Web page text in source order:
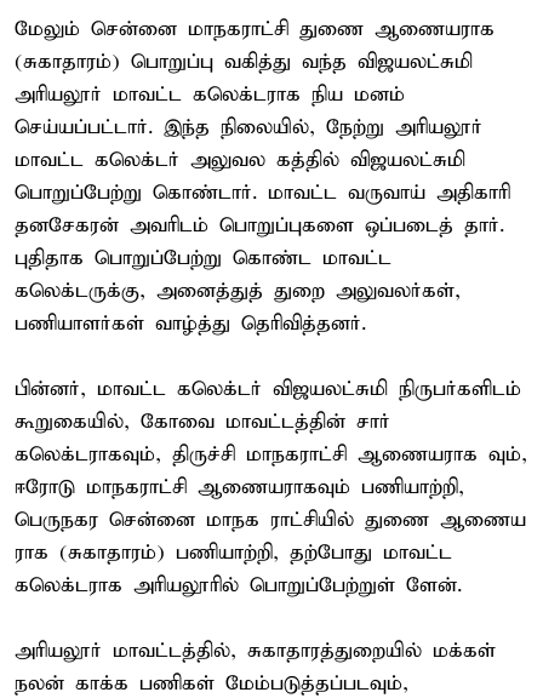
மேலும் சென்னை மாநகராட்சி துணை ஆணையராக
(சுகாதாரம்) பொறுப்பு வகித்து வந்த விஜயலட்சுமி
அரியலூர் மாவட்ட கலெக்டராக நிய மனம்
செய்யப்பட்டார். இந்த நிலையில், நேற்று அரியலூர்
மாவட்ட கலெக்டர் அலுவல கத்தில் விஜயலட்சுமி
பொறுப்பேற்று கொண்டார். மாவட்ட வருவாய் அதிகாரி
தனசேகரன் அவரிடம் பொறுப்புகளை ஒப்படைத் தார்.
புதிதாக பொறுப்பேற்று கொண்ட மாவட்ட
கலெக்டருக்கு, அனைத்துத் துறை அலுவலர்கள்,
பணியாளர்கள் வாழ்த்து தெரிவித்தனர்.
பின்னர், மாவட்ட கலெக்டர் விஜயலட்சுமி நிருபர்களிடம்
கூறுகையில், கோவை மாவட்டத்தின் சார்
கலெக்டராகவும், திருச்சி மாநகராட்சி ஆணையராக வும்,
ஈரோடு மாநகராட்சி ஆணையராகவும் பணியாற்றி,
பெருநகர சென்னை மாநக ராட்சியில் துணை ஆணைய
ராக (சுகாதாரம்) பணியாற்றி, தற்போது மாவட்ட
கலெக்டராக அரியலூரில் பொறுப்பேற்றுள் ளேன்.
அரியலூர் மாவட்டத்தில், சுகாதாரத்துறையில் மக்கள்
நலன் காக்க பணிகள் மேம்படுத்தப்படவும்,